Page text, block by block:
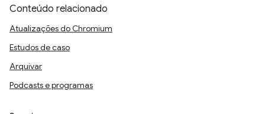
Conteúdo relacionado
Atualizações do Chromium
Estudos de caso
Arquivar
Podcasts e programas